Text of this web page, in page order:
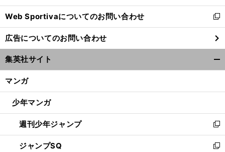
開
く
Web Sportivaについてのお問い合わせ
新
し
い
ウ
ィ
ン
ウ
開
く
広告についてのお問い合わせ
集英社サイト
マンガ
少年マンガ
週刊少年ジャンプ
新
し
い
ジャンプSQ
新